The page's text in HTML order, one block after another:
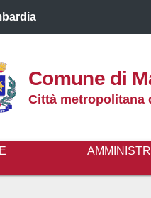
Comune di
Città metropolitana